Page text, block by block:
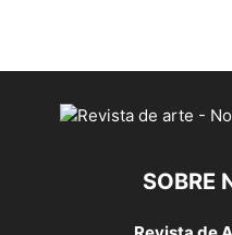
SOBRE